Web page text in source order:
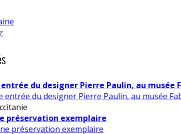
du designer Pierre Paulin, au musée
préservation exemplaire